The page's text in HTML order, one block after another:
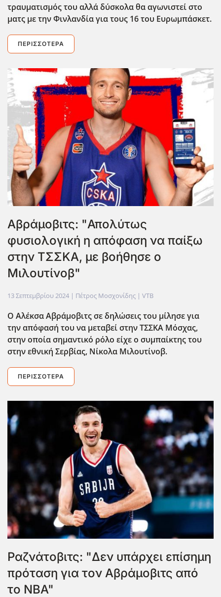
τραυματισμός του αλλά δύσκολα θα αγωνιστεί στο
ματς με την Φινλανδία για τους 16 του Ευρωμπάσκετ.
ΠΕΡΙΣΣΌΤΕΡΑ
Αβράμοβιτς: "Απολύτως
φυσιολογική η απόφαση να παίξω
στην ΤΣΣΚΑ, με βοήθησε ο
Μιλουτίνοβ"
13 Σεπτεμβρίου 2024 | Πέτρος Μοσχονίδης | VTB
Ο Αλ΄εκσα Αβράμοβιτς σε δηλώσεις του μίλησε για
την απόφασή του να μεταβεί στην ΤΣΣΚΑ Μόσχας,
στην οποία σημαντικό ρόλο είχε ο συμπαίκτης του
στην εθνική Σερβίας, Νίκολα Μιλουτίνοβ.
ΠΕΡΙΣΣΌΤΕΡΑ
Ραζνάτοβιτς: "Δεν υπάρχει επίσημη
πρόταση για τον Αβράμοβιτς από
το NBA"